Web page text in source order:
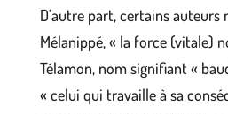
D’autre part, certains
Mélanippé, « la force (vitale)
Télamon, nom signifiant «
« celui qui travaille à sa